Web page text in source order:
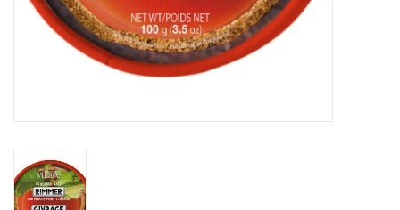
Parfumerie
Vente